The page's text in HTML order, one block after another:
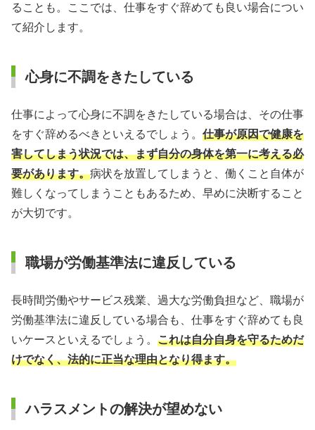
ることも。ここでは、仕事をすぐ辞めても良い場合につい
て紹介します。
心身に不調をきたしている
仕事によって心身に不調をきたしている場合は、その仕事
をすぐ辞めるべきといえるでしょう。 仕事が原因で健康を
害してしまう状況では、まず自分の身体を第一に考える必
要があります。病状を放置してしまうと、働くこと自体が
難しくなってしまうこともあるため、早めに決断すること
が大切です。
職場が労働基準法に違反している
長時間労働やサービス残業、過大な労働負担など、職場が
労働基準法に違反している場合も、仕事をすぐ辞めても良
いケースといえるでしょう。 これは自分自身を守るためだ
けでなく、法的に正当な理由となり得ます。
ハラスメントの解決が望めない